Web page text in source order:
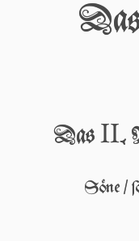
Das II.
Söne /